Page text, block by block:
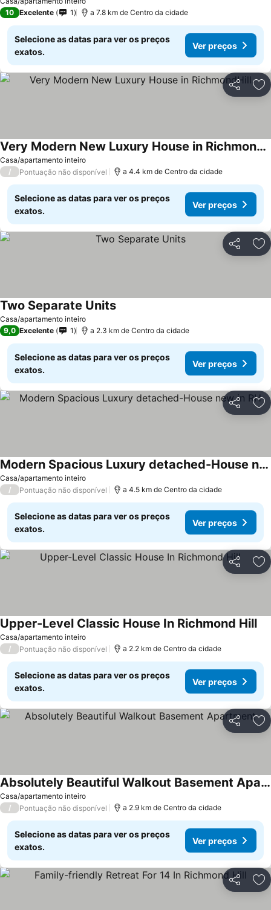
10 Excelente 1 a 7.8 km de Centro da cidade
Selecione as datas para ver os preços
exatos.
Ver preços
Partilhar
Casa/apartamento inteiro
Very Modern New Luxury House in RichmondHill
/ Pontuação não disponível a 4.4 km de Centro da cidade
Selecione as datas para ver os preços
exatos.
Ver preços
Partilhar
Casa/apartamento inteiro
Two Separate Units
9,0 Excelente 1 a 2.3 km de Centro da cidade
Selecione as datas para ver os preços
exatos.
Ver preços
Partilhar
Casa/apartamento inteiro
Modern Spacious Luxury detached-House new in RH
/ Pontuação não disponível a 4.5 km de Centro da cidade
Selecione as datas para ver os preços
exatos.
Ver preços
Partilhar
Casa/apartamento inteiro
Upper-Level Classic House In Richmond Hill
/ Pontuação não disponível a 2.2 km de Centro da cidade
Selecione as datas para ver os preços
exatos.
Ver preços
Partilhar
Casa/apartamento inteiro
Absolutely Beautiful Walkout Basement Apartment
/ Pontuação não disponível a 2.9 km de Centro da cidade
Selecione as datas para ver os preços
exatos.
Ver preços
Partilhar